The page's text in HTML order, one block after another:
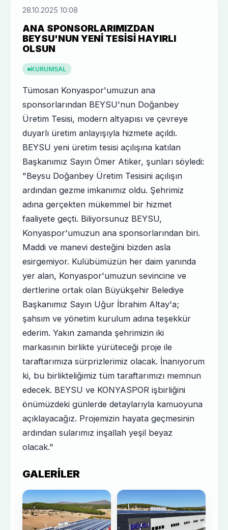
28.10.2025 10:08
ANA SPONSORLARIMIZDAN
BEYSU'NUN YENI TESISI HAYIRLI
OLSUN
KURUMSAL
Tümosan Konyaspor'umuzun ana
sponsorlarından BEYSU'nun Doğanbey
Üretim Tesisi, modern altyapısı ve çevreye
duyarlı üretim anlayışıyla hizmete açıldı.
BEYSU yeni üretim tesisi açılışına katılan
Başkanımız Sayın Ömer Atiker, şunları söyledi:
"Beysu Doğanbey Üretim Tesisini açılışın
ardından gezme imkanımız oldu. Şehrimiz
adına gerçekten mükemmel bir hizmet
faaliyete geçti. Biliyorsunuz BEYSU,
Konyaspor'umuzun ana sponsorlarından biri.
Maddi ve manevi desteğini bizden asla
esirgemiyor. Kulübümüzün her daim yanında
yer alan, Konyaspor'umuzun sevincine ve
dertlerine ortak olan Büyükşehir Belediye
Başkanımız Sayın Uğur İbrahim Altay'a;
şahsım ve yönetim kurulum adına teşekkür
ederim. Yakın zamanda şehrimizin iki
markasının birlikte yürüteceği proje ile
taraftarımıza sürprizlerimiz olacak. İnanıyorum
ki, bu birlikteliğimiz tüm taraftarımızı memnun
edecek. BEYSU ve KONYASPOR işbirliğini
önümüzdeki günlerde detaylarıyla kamuoyuna
açıklayacağız. Projemizin hayata geçmesinin
ardından sularımız inşallah yeşil beyaz
olacak."
GALERILER